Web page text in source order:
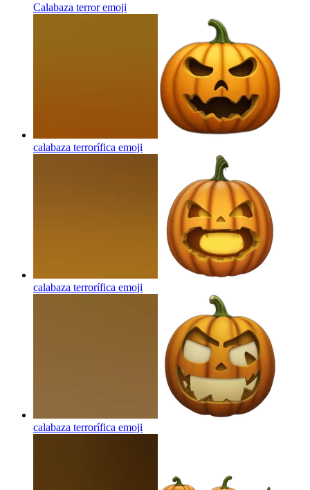
Calabaza terroremoji
calabaza terrorífica emoji
calabaza terrorífica emoji
calabaza terrorífica emoji